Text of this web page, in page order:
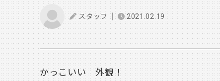
８日（日）の2日間開催です。 2階屋の見学会も3月
いづくりの参考にしてください。
スタッフ 2021.02.19
かっこいい 外観！